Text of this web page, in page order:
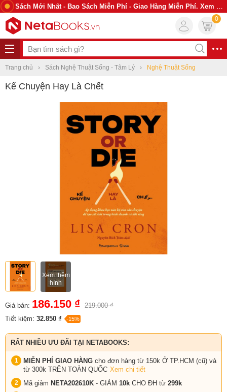
Sách Mới Nhất - Bao Sách Miễn Phí - Giao Hàng Miễn Phí. Xem Ngay
0
Trang chủ Sách Nghệ Thuật Sống - Tâm Lý Nghệ Thuật Sống
Kể Chuyện Hay Là Chết
Xem thêm
hình
Giá bán: 186.150 ₫ 219.000 ₫
Tiết kiệm: 32.850 ₫ -15%
RẤT NHIỀU ƯU ĐÃI TẠI NETABOOKS:
MIỄN PHÍ GIAO HÀNG cho đơn hàng từ 150k Ở TP.HCM (cũ) và
từ 300k TRÊN TOÀN QUỐC Xem chi tiết
Mã giảm NETA202610K - GIẢM 10k CHO ĐH từ 299k